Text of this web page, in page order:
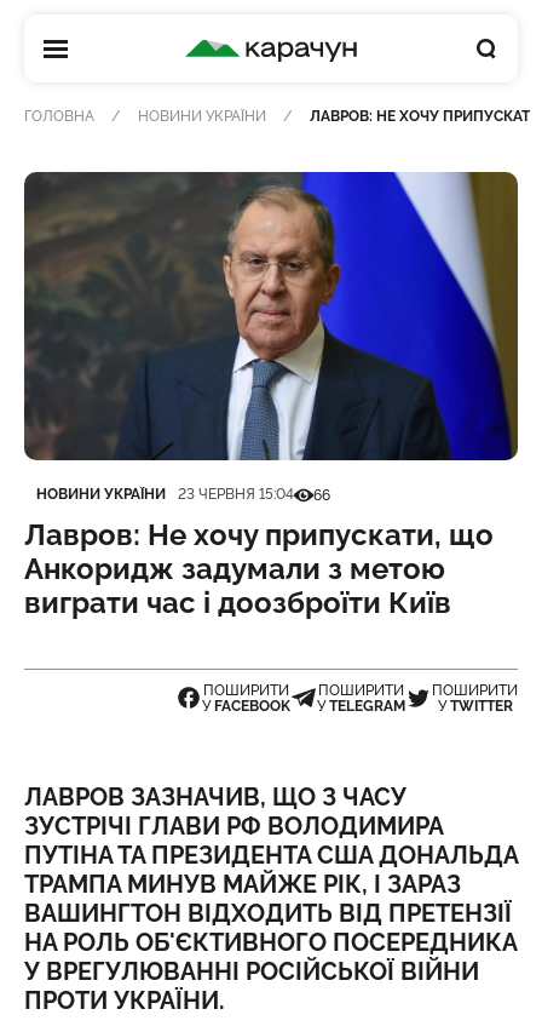
КАРАЧУН
ГОЛОВНА НОВИНИ УКРАЇНИ ЛАВРОВ: НЕ ХОЧУ
Категорія
НОВИНИ УКРАЇНИ
Дата публікації 23 ЧЕРВНЯ 15:04Кількість переглядів
66
Лавров: Не хочу припускати, що
Анкоридж задумали з метою
виграти час і доозброїти Київ
ПОШИРИТИ
У FACEBOOK
ПОШИРИТИ
УTELEGRAM
ПОШИРИТИ
УTWITTER
ЛАВРОВ ЗАЗНАЧИВ, ЩО З ЧАСУ
ЗУСТРІЧІ ГЛАВИ РФ ВОЛОДИМИРА
ПУТІНА ТА ПРЕЗИДЕНТА США ДОНАЛЬДА
ТРАМПА МИНУВ МАЙЖЕ РІК, І ЗАРАЗ
ВАШИНГТОН ВІДХОДИТЬ ВІД ПРЕТЕНЗІЇ
НА РОЛЬ ОБ'ЄКТИВНОГО ПОСЕРЕДНИКА
У ВРЕГУЛЮВАННІ РОСІЙСЬКОЇ ВІЙНИ
ПРОТИ УКРАЇНИ.